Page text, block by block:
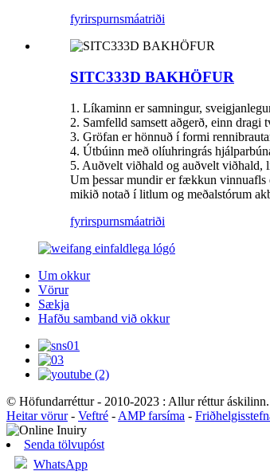
fyrirspurnsmáatriði
SITC333D BAKHÖFUR
1. Líkaminn er samningur,
2. Samfelld samsett aðgerð, einn
3. Gröfan er hönnuð í formi
4. Útbúinn með olíuhringrás
5. Auðvelt viðhald og auðvelt
Um þessar mundir er fækkun
mikið notað í litlum og meðalstórum
fyrirspurnsmáatriði
Um okkur
Vörur
Sækja
Hafðu samband við okkur
© Höfundarréttur - 2010-2023 : Allur réttur áskilinn.
Heitar vörur- Veftré - AMP farsíma -
Senda tölvupóst
WhatsApp